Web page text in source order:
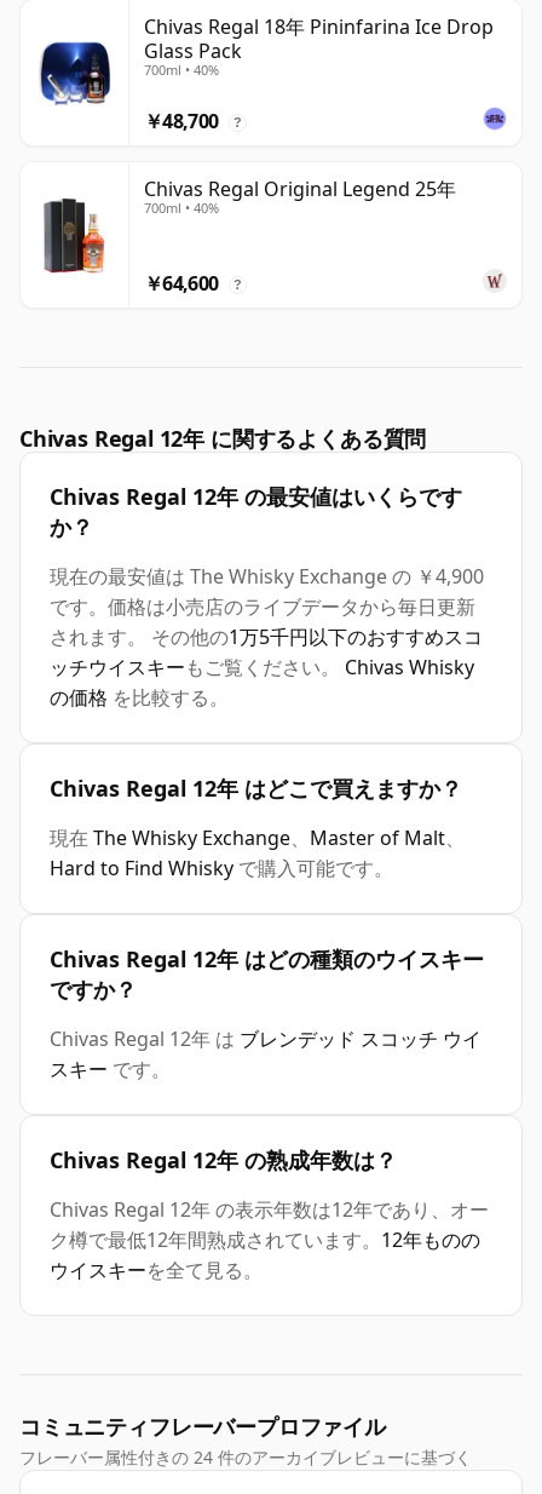
Chivas Regal 18年 Pininfarina Ice Drop
Glass Pack
700ml • 40%
￥48,700 ?
Chivas Regal Original Legend 25年
700ml • 40%
￥64,600 ?
Chivas Regal 12年 に関するよくある質問
Chivas Regal 12年 の最安値はいくらです
か？
現在の最安値は The Whisky Exchange の ￥4,900
です。価格は小売店のライブデータから毎日更新
されます。 その他の1万5千円以下のおすすめスコ
ッチウイスキーもご覧ください。 Chivas Whisky
の価格 を比較する。
Chivas Regal 12年 はどこで買えますか？
現在 The Whisky Exchange、 Master of Malt、
Hard to Find Whisky で購入可能です。
Chivas Regal 12年 はどの種類のウイスキー
ですか？
Chivas Regal 12年 は ブレンデッド スコッチ ウイ
スキー です。
Chivas Regal 12年 の熟成年数は？
Chivas Regal 12年 の表示年数は12年であり、オー
ク樽で最低12年間熟成されています。 12年ものの
ウイスキーを全て見る。
コミュニティフレーバープロファイル
フレーバー属性付きの 24 件のアーカイブレビューに基づく